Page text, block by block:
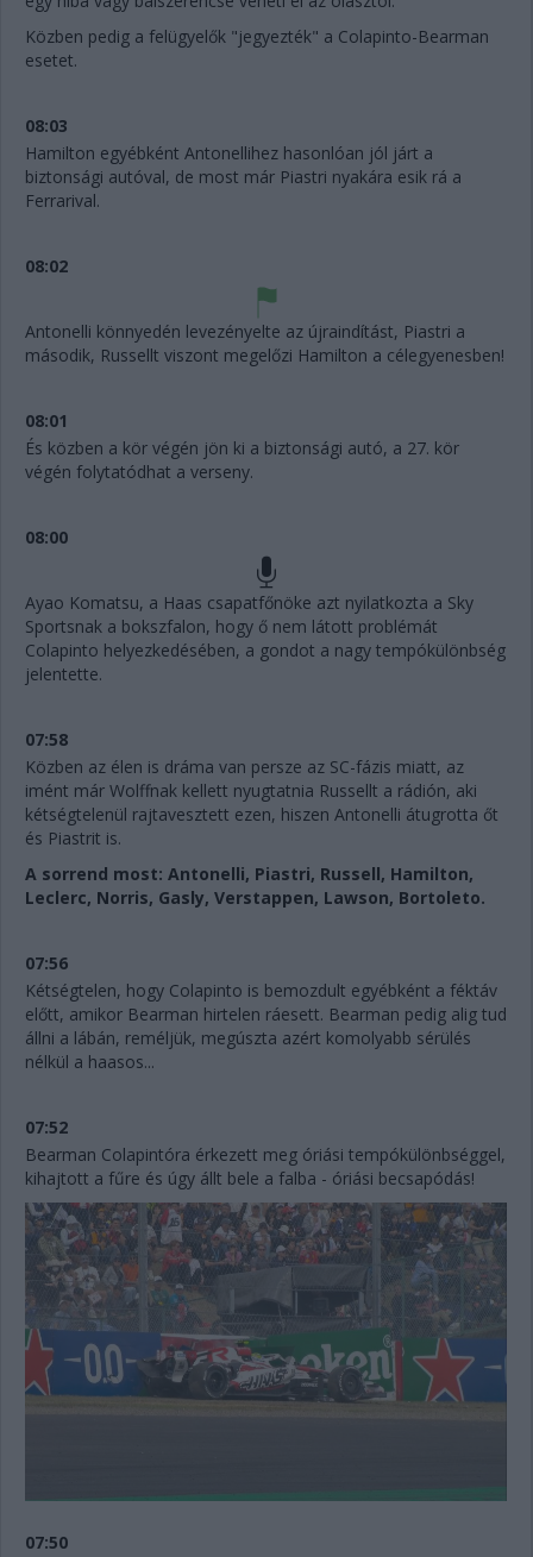
Közben pedig a felügyelők "jegyezték" a Colapinto-Bearman
esetet.
08:03
Hamilton egyébként Antonellihez hasonlóan jól járt a
biztonsági autóval, de most már Piastri nyakára esik rá a
Ferrarival.
08:02
Antonelli könnyedén levezényelte az újraindítást, Piastri a
második, Russellt viszont megelőzi Hamilton a célegyenesben!
08:01
És közben a kör végén jön ki a biztonsági autó, a 27. kör
végén folytatódhat a verseny.
08:00
Ayao Komatsu, a Haas csapatfőnöke azt nyilatkozta a Sky
Sportsnak a bokszfalon, hogy ő nem látott problémát
Colapinto helyezkedésében, a gondot a nagy tempókülönbség
jelentette.
07:58
Közben az élen is dráma van persze az SC-fázis miatt, az
imént már Wolffnak kellett nyugtatnia Russellt a rádión, aki
kétségtelenül rajtavesztett ezen, hiszen Antonelli átugrotta őt
és Piastrit is.
A sorrend most: Antonelli, Piastri, Russell, Hamilton,
Leclerc, Norris, Gasly, Verstappen, Lawson, Bortoleto.
07:56
Kétségtelen, hogy Colapinto is bemozdult egyébként a féktáv
előtt, amikor Bearman hirtelen ráesett. Bearman pedig alig tud
állni a lábán, reméljük, megúszta azért komolyabb sérülés
nélkül a haasos...
07:52
Bearman Colapintóra érkezett meg óriási tempókülönbséggel,
kihajtott a fűre és úgy állt bele a falba - óriási becsapódás!
07:50